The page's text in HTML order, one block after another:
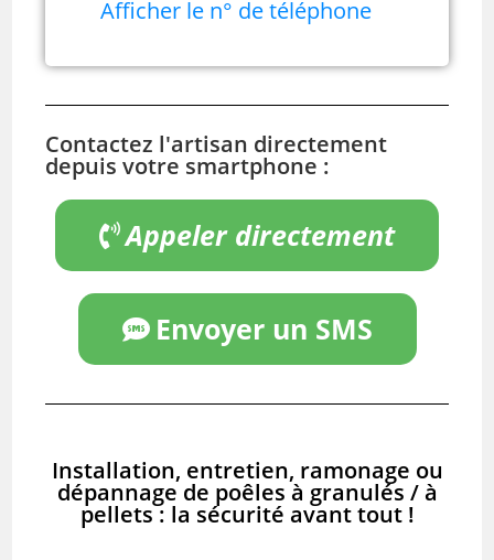
Afficher le n° de téléphone
Contactez l'artisan directement
depuis votre smartphone :
Appeler directement
Envoyer un SMS
Installation, entretien, ramonage ou
dépannage de poêles à granulés / à
pellets : la sécurité avant tout !